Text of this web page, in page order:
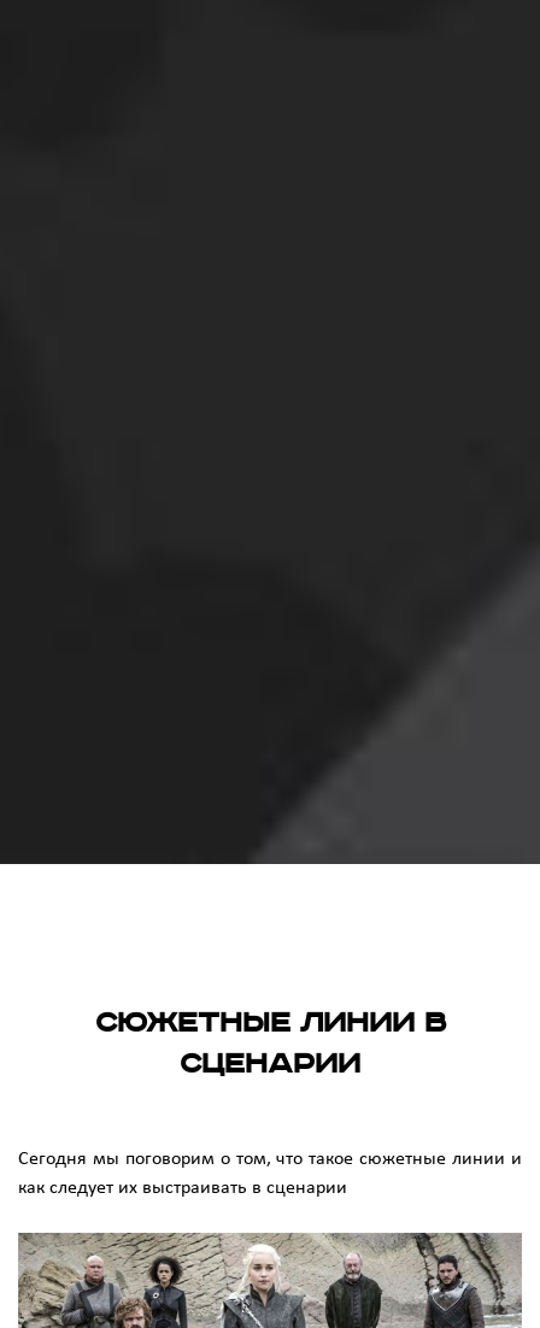
Сюжетные линии в
сценарии
Сегодня мы поговорим о том, что такое сюжетные линии и
как следует их выстраивать в сценарии